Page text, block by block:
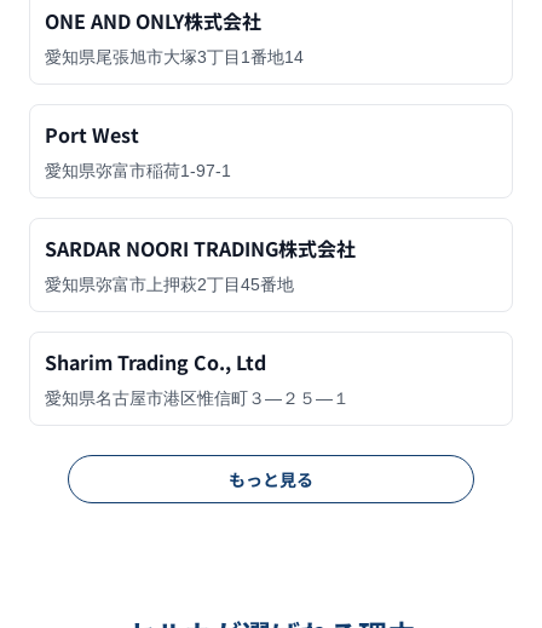
ONE AND ONLY株式会社
愛知県尾張旭市大塚3丁目1番地14
Port West
愛知県弥富市稲荷1-97-1
SARDAR NOORI TRADING株式会社
愛知県弥富市上押萩2丁目45番地
Sharim Trading Co., Ltd
愛知県名古屋市港区惟信町３―２５―１
もっと見る